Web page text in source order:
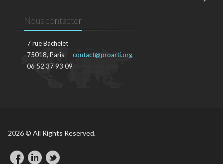
Nous contacter
7 rue Bachelet
75018, Paris
06 52 37 93 09
contact@proarti.org
2026 © All Rights Reserved.